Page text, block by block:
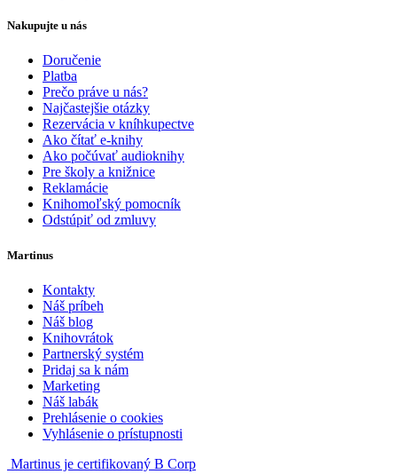
Nakupujte u nás
Doručenie
Platba
Prečo práve u nás?
Najčastejšie otázky
Rezervácia v kníhkupectve
Ako čítať e-knihy
Ako počúvať audioknihy
Pre školy a knižnice
Reklamácie
Knihomoľský pomocník
Odstúpiť od zmluvy
Martinus
Kontakty
Náš príbeh
Náš blog
Knihovrátok
Partnerský systém
Pridaj sa k nám
Marketing
Náš labák
Prehlásenie o cookies
Vyhlásenie o prístupnosti
Martinus je certifikovaný B Corp